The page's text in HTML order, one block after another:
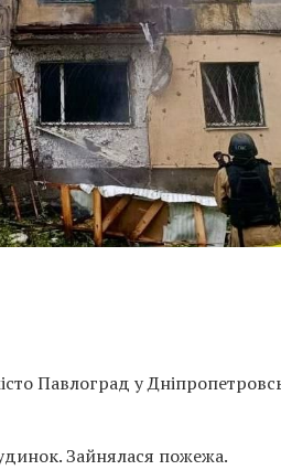
Павлоград у
Зайнялася пожежа.